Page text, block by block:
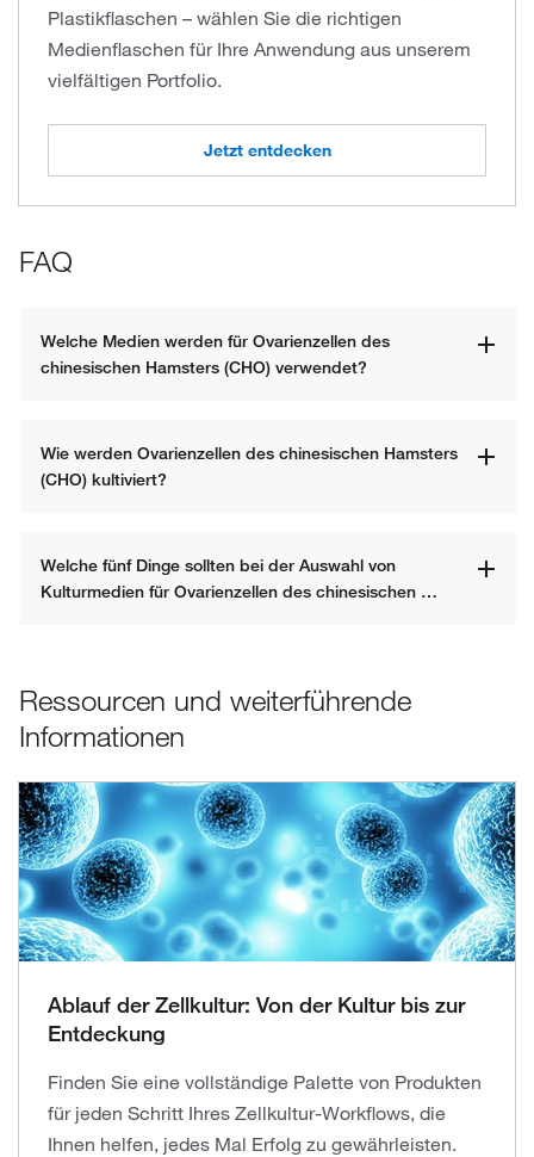
Plastikflaschen – wählen Sie die richtigen
Medienflaschen für Ihre Anwendung aus unserem
vielfältigen Portfolio.
Jetzt entdecken
FAQ
Welche Medien werden für Ovarienzellen des
chinesischen Hamsters (CHO) verwendet?
Wie werden Ovarienzellen des chinesischen Hamsters
(CHO) kultiviert?
Welche fünf Dinge sollten bei der Auswahl von
Kulturmedien für Ovarienzellen des chinesischen
Ressourcen und weiterführende
Informationen
Ablauf der Zellkultur: Von der Kultur bis zur
Entdeckung
Finden Sie eine vollständige Palette von Produkten
für jeden Schritt Ihres Zellkultur-Workflows, die
Ihnen helfen, jedes Mal Erfolg zu gewährleisten.